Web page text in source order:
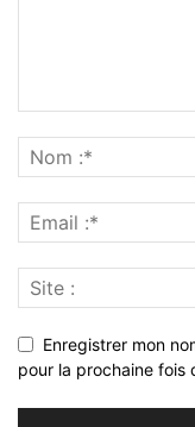
Enregistrer mon
pour la prochaine fois